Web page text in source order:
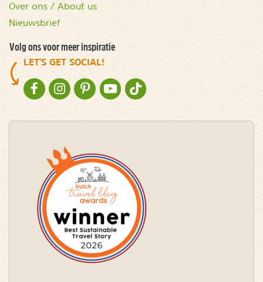
Over ons / About us
Nieuwsbrief
Volg ons voor meer inspiratie
LET'S GET SOCIAL!
NATURESCANNER OP FACEBOOK
NATURESCANNER OP INSTAGRAM
NATURESCANNER OP PINTEREST
NATURESCANNER OP YOUTUBE
NATURESCANNER OP TIKTOK